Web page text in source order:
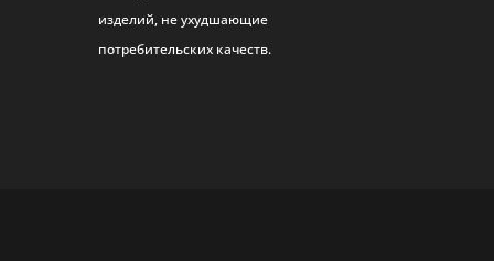
изделий, не ухудшающие
потребительских качеств.